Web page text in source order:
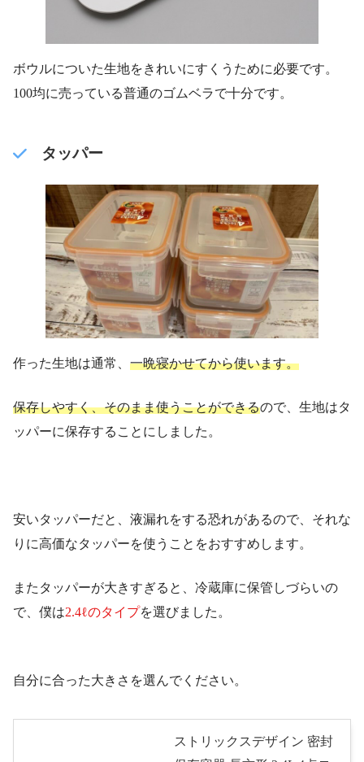
ボウルについた生地をきれいにすくうために必要です。
100均に売っている普通のゴムベラで十分です。
タッパー
作った生地は通常、 一晩寝かせてから使います。
保存しやすく、そのまま使うことができるので、生地はタ
ッパーに保存することにしました。
安いタッパーだと、液漏れをする恐れがあるので、それな
りに高価なタッパーを使うことをおすすめします。
またタッパーが大きすぎると、冷蔵庫に保管しづらいの
で、僕は2.4ℓのタイプを選びました。
自分に合った大きさを選んでください。
ストリックスデザイン 密封